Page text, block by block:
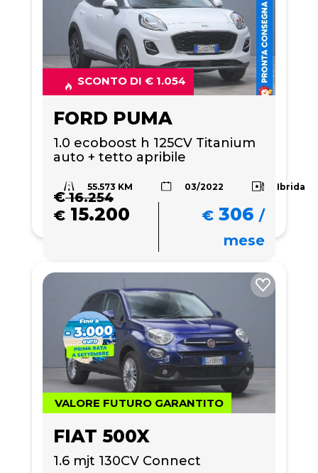
SCONTO DI € 1.054
FORD PUMA
1.0 ecoboost h 125CV Titanium
auto + tetto apribile
55.573 KM 03/2022 Ibrida
€16.254
€ 15.200 € 306 /
mese
VALORE FUTURO GARANTITO
FIAT 500X
1.6 mjt 130CV Connect